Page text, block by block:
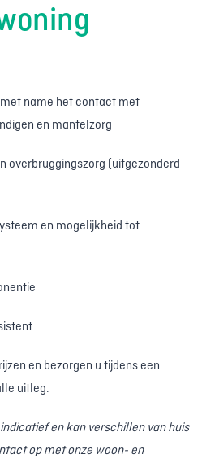
name het contact met
en mantelzorg
overbruggingszorg (uitgezonderd
en mogelijkheid tot
en bezorgen u tijdens een
uitleg.
en kan verschillen van huis
op met onze woon- en